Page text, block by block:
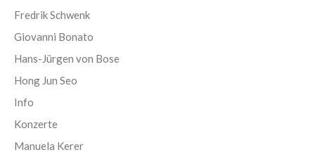
Fredrik Schwenk
Giovanni Bonato
Hans-Jürgen von Bose
Hong Jun Seo
Info
Konzerte
Manuela Kerer